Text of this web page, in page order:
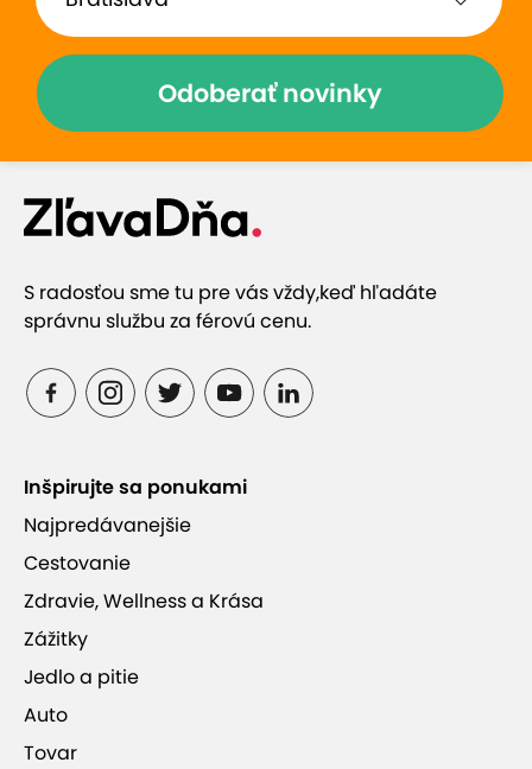
Odoberať novinky
S radosťou sme tu pre vás vždy,keď hľadáte
správnu službu za férovú cenu.
Inšpirujte sa ponukami
Najpredávanejšie
Cestovanie
Zdravie, Wellness a Krása
Zážitky
Jedlo a pitie
Auto
Tovar